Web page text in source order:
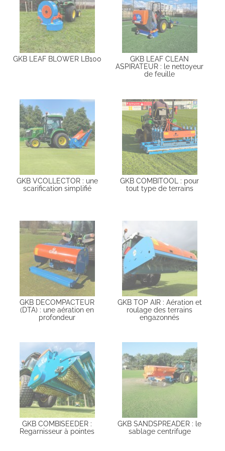
GKB LEAF BLOWER LB100
GKB LEAF CLEAN
ASPIRATEUR : le nettoyeur
de feuille
GKB VCOLLECTOR : une
scarification simplifié
GKB COMBITOOL : pour
tout type de terrains
GKB DECOMPACTEUR
(DTA) : une aération en
profondeur
GKB TOP AIR : Aération et
roulage des terrains
engazonnés
GKB COMBISEEDER :
Regarnisseur à pointes
GKB SANDSPREADER : le
sablage centrifuge